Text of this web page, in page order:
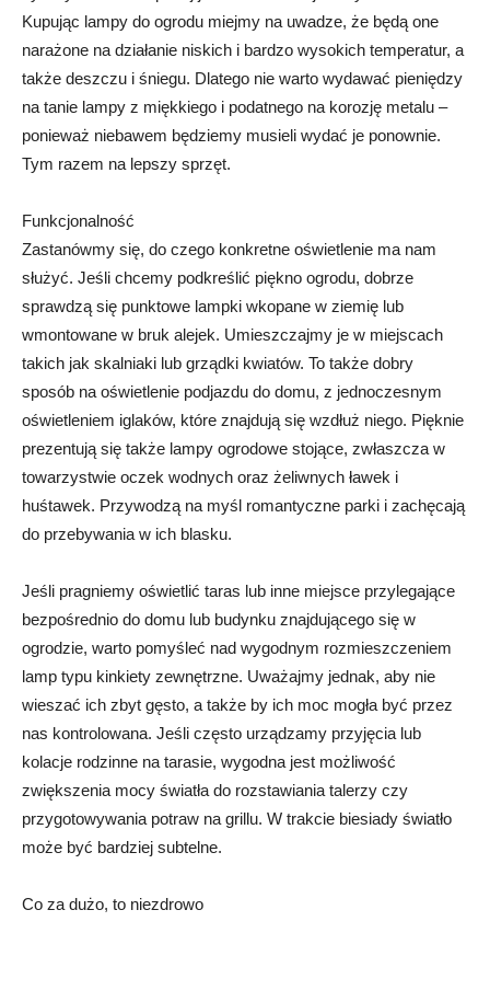
Kupując lampy do ogrodu miejmy na uwadze, że będą one
narażone na działanie niskich i bardzo wysokich temperatur, a
także deszczu i śniegu. Dlatego nie warto wydawać pieniędzy
na tanie lampy z miękkiego i podatnego na korozję metalu –
ponieważ niebawem będziemy musieli wydać je ponownie.
Tym razem na lepszy sprzęt.
Funkcjonalność
Zastanówmy się, do czego konkretne oświetlenie ma nam
służyć. Jeśli chcemy podkreślić piękno ogrodu, dobrze
sprawdzą się punktowe lampki wkopane w ziemię lub
wmontowane w bruk alejek. Umieszczajmy je w miejscach
takich jak skalniaki lub grządki kwiatów. To także dobry
sposób na oświetlenie podjazdu do domu, z jednoczesnym
oświetleniem iglaków, które znajdują się wzdłuż niego. Pięknie
prezentują się także lampy ogrodowe stojące, zwłaszcza w
towarzystwie oczek wodnych oraz żeliwnych ławek i
huśtawek. Przywodzą na myśl romantyczne parki i zachęcają
do przebywania w ich blasku.
Jeśli pragniemy oświetlić taras lub inne miejsce przylegające
bezpośrednio do domu lub budynku znajdującego się w
ogrodzie, warto pomyśleć nad wygodnym rozmieszczeniem
lamp typu kinkiety zewnętrzne. Uważajmy jednak, aby nie
wieszać ich zbyt gęsto, a także by ich moc mogła być przez
nas kontrolowana. Jeśli często urządzamy przyjęcia lub
kolacje rodzinne na tarasie, wygodna jest możliwość
zwiększenia mocy światła do rozstawiania talerzy czy
przygotowywania potraw na grillu. W trakcie biesiady światło
może być bardziej subtelne.
Co za dużo, to niezdrowo